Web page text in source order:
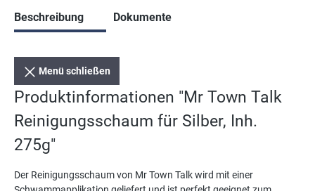
Beschreibung Dokumente
Menü schließen
Produktinformationen "Mr Town Talk
Reinigungsschaum für Silber, Inh.
275g"
Der Reinigungsschaum von Mr Town Talk wird mit einer